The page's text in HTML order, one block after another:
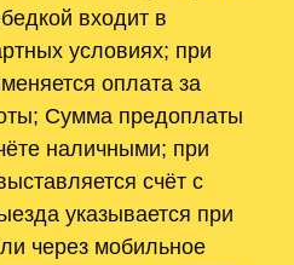
входит в
условиях; при
оплата за
Сумма предоплаты
наличными; при
счёт с
указывается при
через мобильное